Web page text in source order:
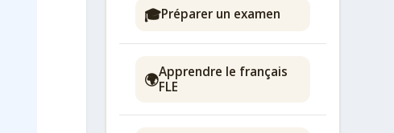
🎓Préparer un examen
🌍Apprendre le français
FLE